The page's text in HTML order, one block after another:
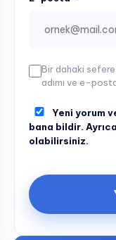
Bir dahaki sefere
adımı ve e-
Yeni yorum
bana bildir.
olabilirsiniz.